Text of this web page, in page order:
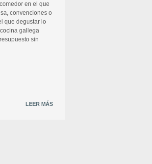
en el que
convenciones o
que degustar lo
gallega
sin
LEER MÁS